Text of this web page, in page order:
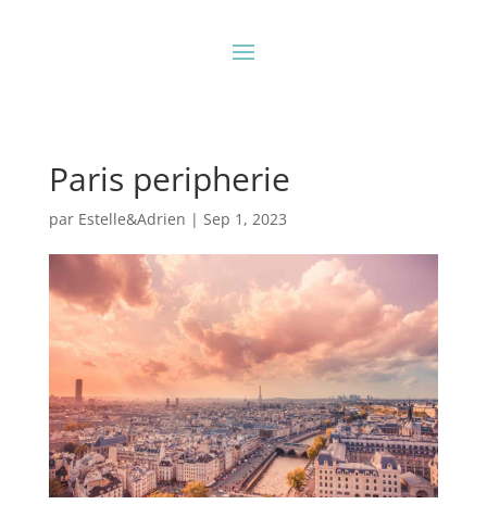
Paris peripherie
par Estelle&Adrien | Sep 1, 2023